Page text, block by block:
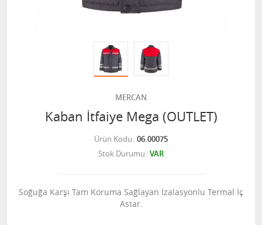
MERCAN
Kaban İtfaiye Mega (OUTLET)
Ürün Kodu 06.00075
Stok Durumu VAR
Soğuğa Karşı Tam Koruma Sağlayan İzalasyonlu Termal İç
Astar.